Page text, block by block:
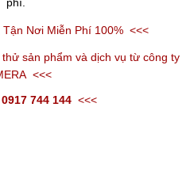
Nơi Miễn Phí 100% <<<
sản phẩm và dịch vụ từ công ty
<<<
0917 744 144 <<<